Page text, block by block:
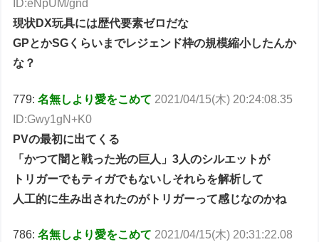
ID:eNpUM/gnd
現状DX玩具には歴代要素ゼロだな
GPとかSGくらいまでレジェンド枠の規模縮小したんか
な？
779:名無しより愛をこめて 2021/04/15(木) 20:24:08.35
ID:Gwy1gN+K0
PVの最初に出てくる
「かつて闇と戦った光の巨人」3人のシルエットが
トリガーでもティガでもないしそれらを解析して
人工的に生み出されたのがトリガーって感じなのかね
786:名無しより愛をこめて 2021/04/15(木) 20:31:22.08